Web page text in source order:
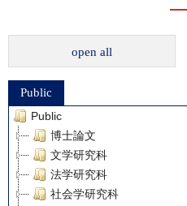
open all
Public
Public
博士論文
文学研究科
法学研究科
社会学研究科